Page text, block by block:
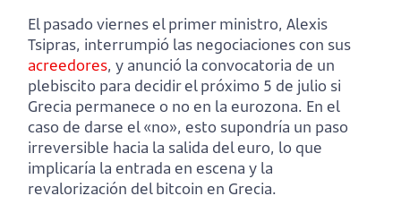
El pasado viernes el primer ministro, Alexis
Tsipras, interrumpió las negociaciones con sus
acreedores, y anunció la convocatoria de un
plebiscito para decidir el próximo 5 de julio si
Grecia permanece o no en la eurozona. En el
caso de darse el «no», esto supondría un paso
irreversible hacia la salida del euro, lo que
implicaría la entrada en escena y la
revalorización del bitcoin en Grecia.